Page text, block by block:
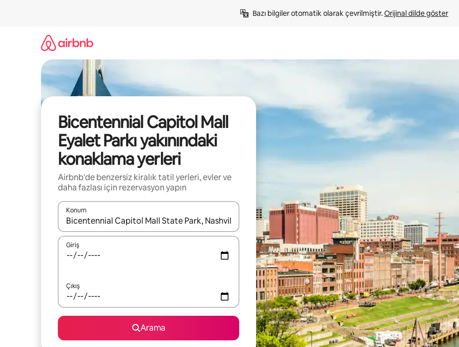
Bazı bilgiler otomatik olarak çevrilmiştir. Orijinal dilde göster
Bicentennial Capitol Mall
Eyalet Parkı yakınındaki
konaklama yerleri
Airbnb'de benzersiz kiralık tatil yerleri, evler ve
daha fazlası için rezervasyon yapın
Konum
Sonuçlar kullanılabilir olduğunda yukarı ve aşağı oklarıyla gezinin veya dokunarak ya da kaydırma hareketleriyle keşfedin.
Giriş
Çıkış
Arama